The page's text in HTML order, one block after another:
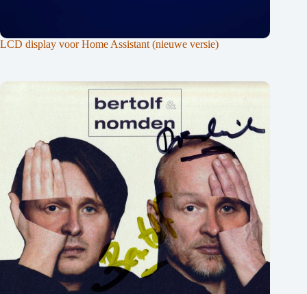
LCD display voor Home Assistant (nieuwe versie)